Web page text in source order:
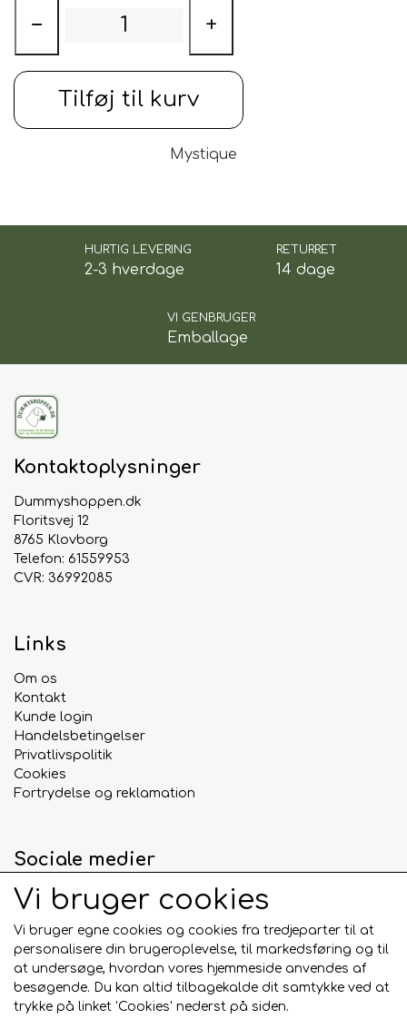
− +
Tilføj til kurv
Mystique
HURTIG LEVERING
2-3 hverdage
RETURRET
14 dage
VI GENBRUGER
Emballage
Kontaktoplysninger
Dummyshoppen.dk
Floritsvej 12
8765 Klovborg
Telefon: 61559953
CVR: 36992085
Links
Om os
Kontakt
Kunde login
Handelsbetingelser
Privatlivspolitik
Cookies
Fortrydelse og reklamation
Sociale medier
Betalingskort
Vi bruger cookies
Vi bruger egne cookies og cookies fra tredjeparter til at
personalisere din brugeroplevelse, til markedsføring og til
at undersøge, hvordan vores hjemmeside anvendes af
besøgende. Du kan altid tilbagekalde dit samtykke ved at
trykke på linket 'Cookies' nederst på siden.